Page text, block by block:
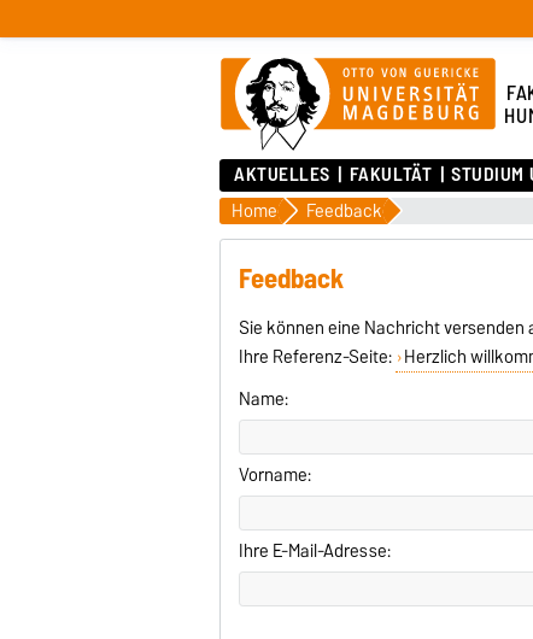
AKTUELLES FAKULTÄT STUDIUM
Home Feedback
Feedback
Sie können eine Nachricht versenden
Ihre Referenz-Seite: Herzlich
Name:
Vorname:
Ihre E-Mail-Adresse: